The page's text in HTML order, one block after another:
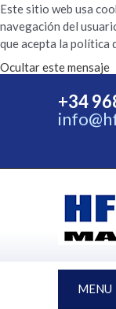
Este sitio web usa
navegación del
que acepta la política
Ocultar este mensaje
+34
MENU